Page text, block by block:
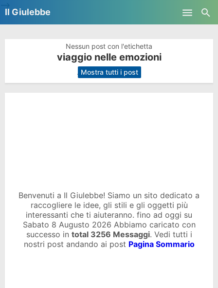
Il Giulebbe
Nessun post con l'etichetta
viaggio nelle emozioni
. Mostra tutti i post
Benvenuti a Il Giulebbe! Siamo un sito dedicato a
raccogliere le idee, gli stili e gli oggetti più
interessanti che ti aiuteranno. fino ad oggi su
Sabato 8 Augusto 2026 Abbiamo caricato con
successo in total 3256 Messaggi. Vedi tutti i
nostri post andando ai post Pagina Sommario